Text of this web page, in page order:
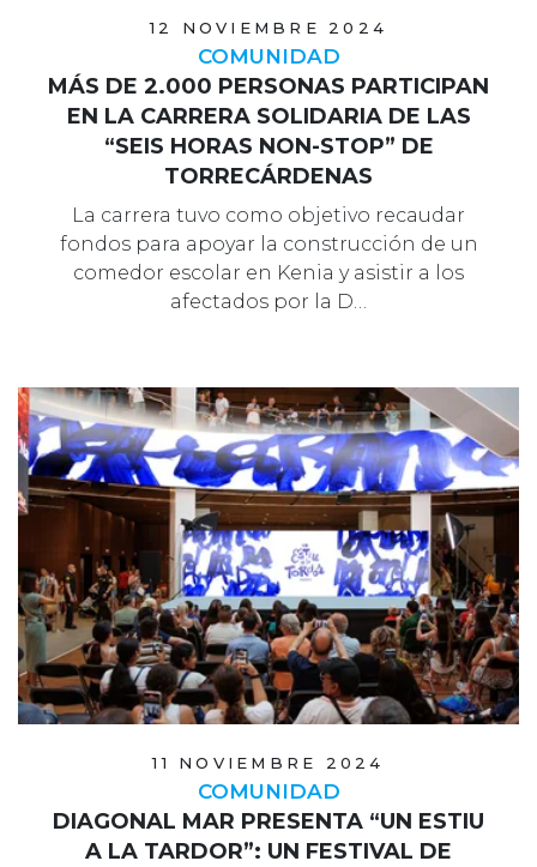
12 NOVIEMBRE 2024
COMUNIDAD
MÁS DE 2.000 PERSONAS PARTICIPAN
EN LA CARRERA SOLIDARIA DE LAS
“SEIS HORAS NON-STOP” DE
TORRECÁRDENAS
La carrera tuvo como objetivo recaudar
fondos para apoyar la construcción de un
comedor escolar en Kenia y asistir a los
afectados por la D…
11 NOVIEMBRE 2024
COMUNIDAD
DIAGONAL MAR PRESENTA “UN ESTIU
A LA TARDOR”: UN FESTIVAL DE